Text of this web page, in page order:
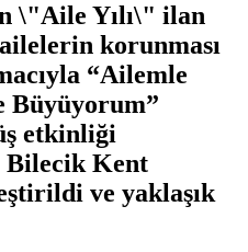
\"Aile Yılı\" ilan
korunması
“Ailemle
Büyüyorum”
etkinliği
Bilecik Kent
ve yaklaşık